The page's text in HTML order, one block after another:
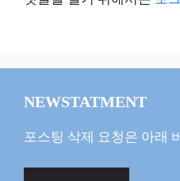
NEWSTATMENT
포스팅 삭제 요청은 아래